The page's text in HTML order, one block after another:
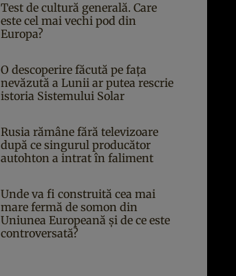
Test de cultură generală. Care
este cel mai vechi pod din
Europa?
O descoperire făcută pe fața
nevăzută a Lunii ar putea rescrie
istoria Sistemului Solar
Rusia rămâne fără televizoare
după ce singurul producător
autohton a intrat în faliment
Unde va fi construită cea mai
mare fermă de somon din
Uniunea Europeană și de ce este
controversată?